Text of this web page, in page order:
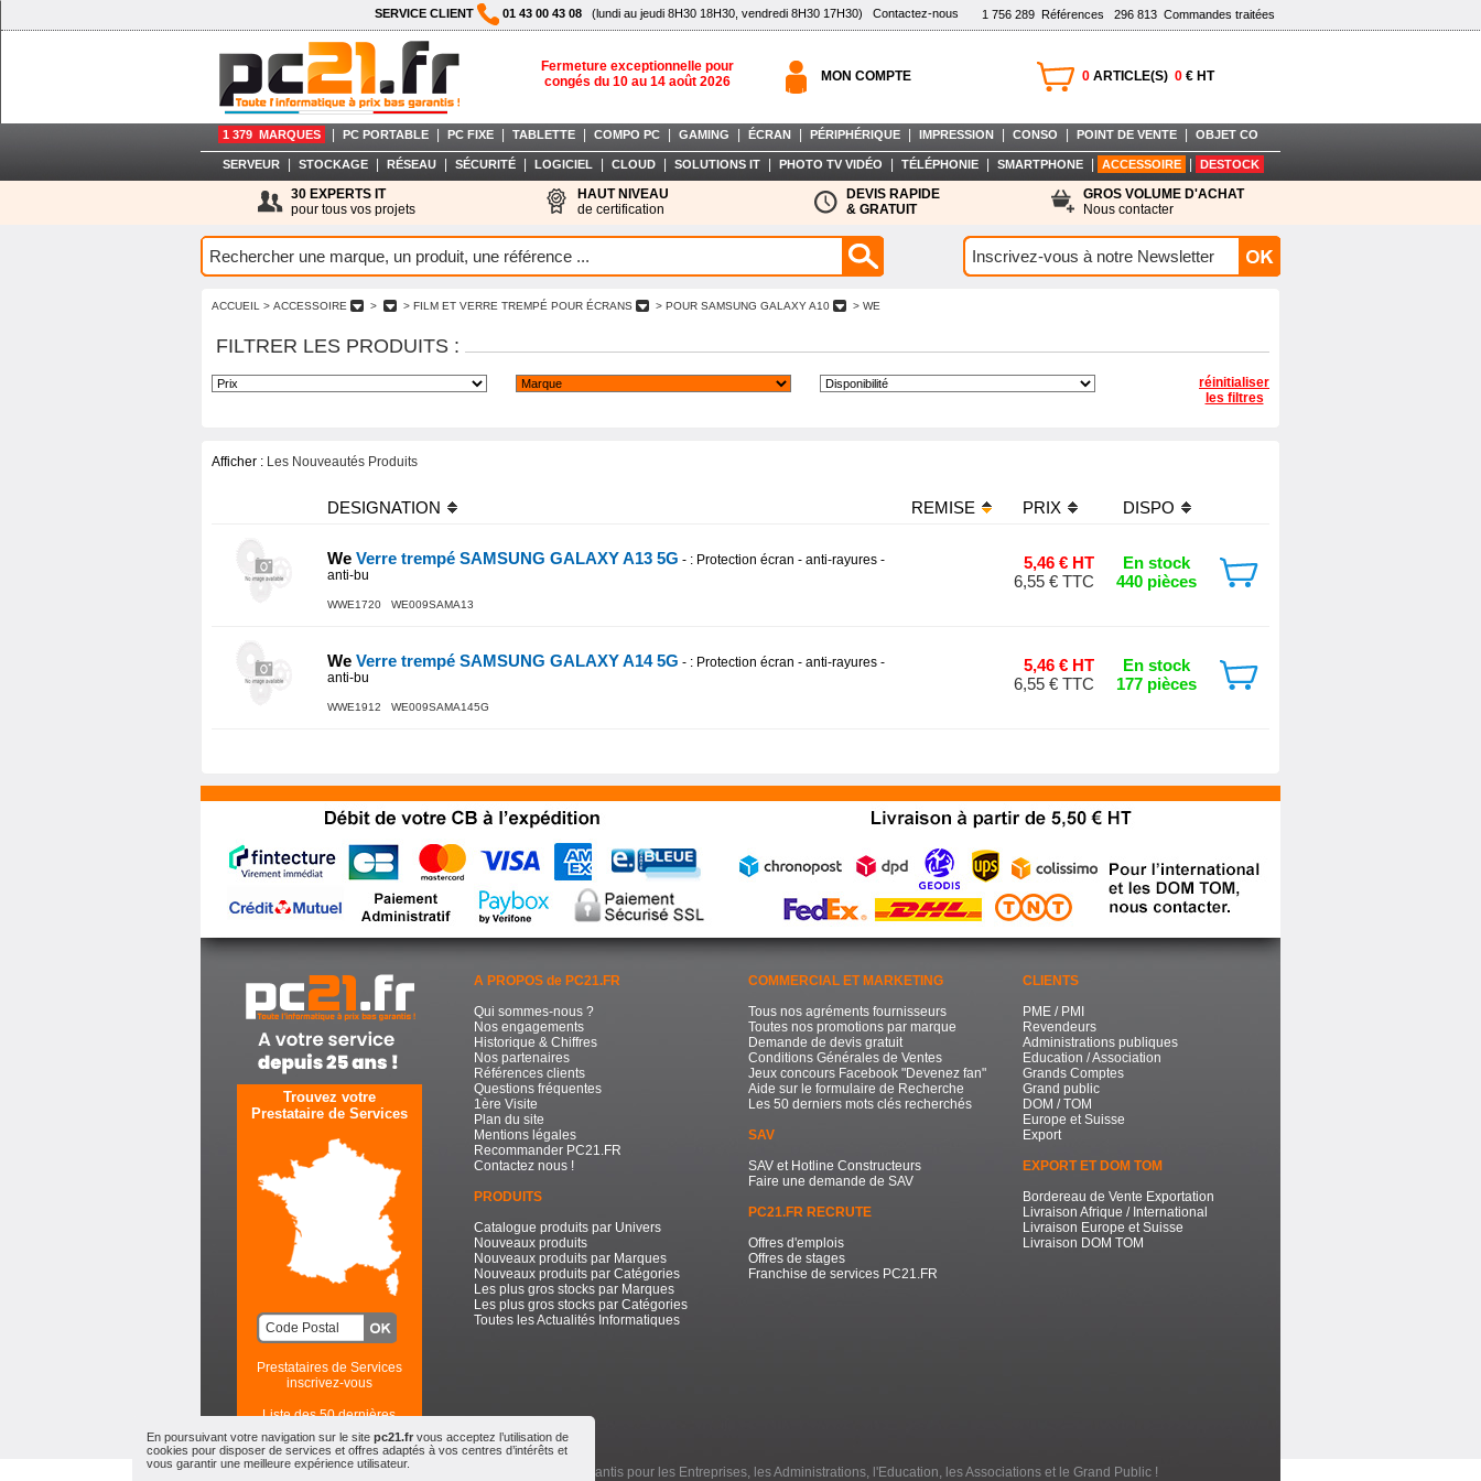
En poursuivant votre navigation sur le sitepc21.fr vous acceptez l’utilisation de
cookies pour disposer de services et offres adaptés à vos centres d’intérêts et
vous garantir une meilleure expérience utilisateur.
1 756 289 Références 296 813 Commandes traitées
SERVICE CLIENT 01 43 00 43 08 (lundi au jeudi 8H30 18H30, vendredi 8H30 17H30) Contactez-nous
Fermeture exceptionnelle pour
congés du 10 au 14 août 2026
0 ARTICLE(S) 0 € HT
MON COMPTE
1 379 MARQUES PC PORTABLE PC FIXE TABLETTE COMPO PC GAMING ÉCRAN PÉRIPHÉRIQUE IMPRESSION CONSO POINT DE VENTE OBJET CO
SERVEUR STOCKAGE RÉSEAU SÉCURITÉ LOGICIEL CLOUD SOLUTIONS IT PHOTO TV VIDÉO TÉLÉPHONIE SMARTPHONE ACCESSOIRE DESTOCK
30 EXPERTS IT
pour tous vos projets
HAUT NIVEAU
de certification
DEVIS RAPIDE
& GRATUIT
GROS VOLUME D'ACHAT
Nous contacter
ACCUEIL > ACCESSOIRE > > FILM ET VERRE TREMPÉ POUR ÉCRANS > POUR SAMSUNG GALAXY A10 > WE
FILTRER LES PRODUITS :
réinitialiser
les filtres
Afficher : Les Nouveautés Produits
DESIGNATION REMISE PRIX DISPO
We Verre trempé SAMSUNG GALAXY A13 5G - : Protection écran - anti-rayures -
anti-bu
WWE1720 WE009SAMA13
5,46 € HT
6,55 € TTC
En stock
440 pièces
We Verre trempé SAMSUNG GALAXY A14 5G - : Protection écran - anti-rayures -
anti-bu
WWE1912 WE009SAMA145G
5,46 € HT
6,55 € TTC
En stock
177 pièces
Trouvez votre
Prestataire de Services
Prestataires de Services
inscrivez-vous
Liste des 50 dernières
recherches
A PROPOS de PC21.FR
Qui sommes-nous ?
Nos engagements
Historique & Chiffres
Nos partenaires
Références clients
Questions fréquentes
1ère Visite
Plan du site
Mentions légales
Recommander PC21.FR
Contactez nous !
PRODUITS
Catalogue produits par Univers
Nouveaux produits
Nouveaux produits par Marques
Nouveaux produits par Catégories
Les plus gros stocks par Marques
Les plus gros stocks par Catégories
Toutes les Actualités Informatiques
COMMERCIAL ET MARKETING
Tous nos agréments fournisseurs
Toutes nos promotions par marque
Demande de devis gratuit
Conditions Générales de Ventes
Jeux concours Facebook "Devenez fan"
Aide sur le formulaire de Recherche
Les 50 derniers mots clés recherchés
SAV
SAV et Hotline Constructeurs
Faire une demande de SAV
PC21.FR RECRUTE
Offres d'emplois
Offres de stages
Franchise de services PC21.FR
CLIENTS
PME / PMI
Revendeurs
Administrations publiques
Education / Association
Grands Comptes
Grand public
DOM / TOM
Europe et Suisse
Export
EXPORT ET DOM TOM
Bordereau de Vente Exportation
Livraison Afrique / International
Livraison Europe et Suisse
Livraison DOM TOM
PC21.FR - Toute l'Informatique à Prix Bas Garantis pour les Entreprises, les Administrations, l'Education, les Associations et le Grand Public !